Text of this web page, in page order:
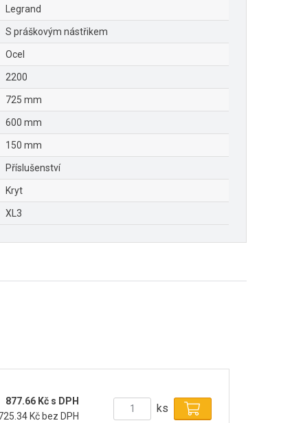
Legrand
S práškovým nástřikem
Ocel
2200
725 mm
600 mm
150 mm
Příslušenství
Kryt
XL3
877.66 Kč s DPH
Kč bez DPH
ks